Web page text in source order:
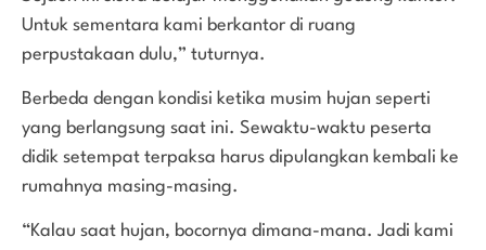
Untuk sementara kami berkantor di ruang
perpustakaan dulu,” tuturnya.
Berbeda dengan kondisi ketika musim hujan seperti
yang berlangsung saat ini. Sewaktu-waktu peserta
didik setempat terpaksa harus dipulangkan kembali ke
rumahnya masing-masing.
“Kalau saat hujan, bocornya dimana-mana. Jadi kami